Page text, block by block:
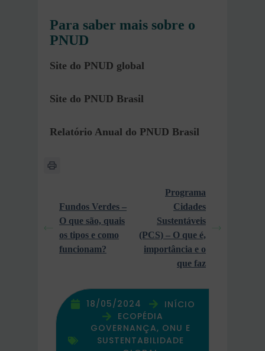
Para saber mais sobre o
PNUD
Site do PNUD global
Site do PNUD Brasil
Relatório Anual do PNUD Brasil
Fundos Verdes –
O que são, quais
os tipos e como
funcionam?
Programa
Cidades
Sustentáveis
(PCS) – O que é,
importância e o
que faz
18/05/2024
INÍCIO
ECOPÉDIA
GOVERNANÇA, ONU E
SUSTENTABILIDADE